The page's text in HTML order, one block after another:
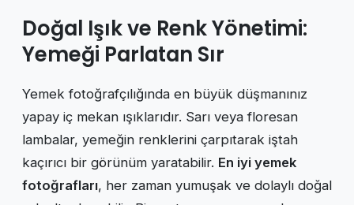
Doğal Işık ve Renk Yönetimi:
Yemeği Parlatan Sır
Yemek fotoğrafçılığında en büyük düşmanınız
yapay iç mekan ışıklarıdır. Sarı veya floresan
lambalar, yemeğin renklerini çarpıtarak iştah
kaçırıcı bir görünüm yaratabilir. En iyi yemek
fotoğrafları, her zaman yumuşak ve dolaylı doğal